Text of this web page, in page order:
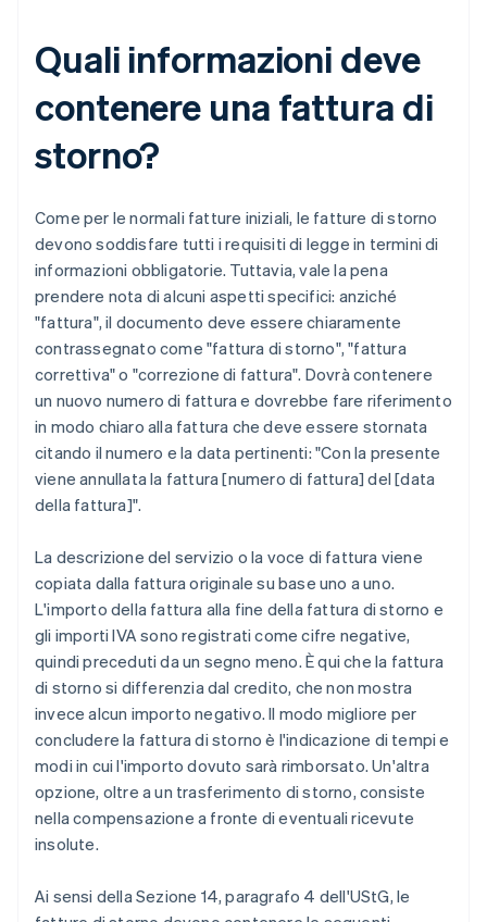
Quali informazioni deve
contenere una fattura di
storno?
Come per le normali fatture iniziali, le fatture di storno
devono soddisfare tutti i requisiti di legge in termini di
informazioni obbligatorie. Tuttavia, vale la pena
prendere nota di alcuni aspetti specifici: anziché
"fattura", il documento deve essere chiaramente
contrassegnato come "fattura di storno", "fattura
correttiva" o "correzione di fattura". Dovrà contenere
un nuovo numero di fattura e dovrebbe fare riferimento
in modo chiaro alla fattura che deve essere stornata
citando il numero e la data pertinenti: "Con la presente
viene annullata la fattura [numero di fattura] del [data
della fattura]".
La descrizione del servizio o la voce di fattura viene
copiata dalla fattura originale su base uno a uno.
L'importo della fattura alla fine della fattura di storno e
gli importi IVA sono registrati come cifre negative,
quindi preceduti da un segno meno. È qui che la fattura
di storno si differenzia dal credito, che non mostra
invece alcun importo negativo. Il modo migliore per
concludere la fattura di storno è l'indicazione di tempi e
modi in cui l'importo dovuto sarà rimborsato. Un'altra
opzione, oltre a un trasferimento di storno, consiste
nella compensazione a fronte di eventuali ricevute
insolute.
Ai sensi della Sezione 14, paragrafo 4 dell'UStG, le